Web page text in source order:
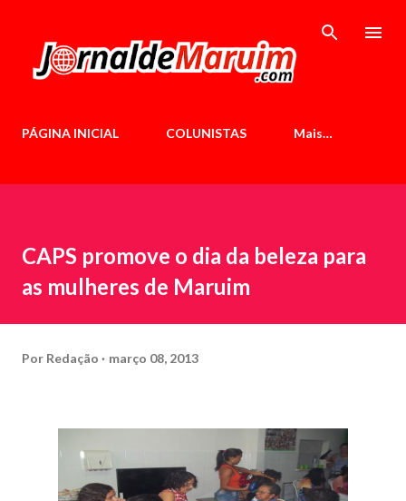
PÁGINA INICIAL COLUNISTAS Mais…
CAPS promove o dia da beleza para
as mulheres de Maruim
Por Redação março 08, 2013